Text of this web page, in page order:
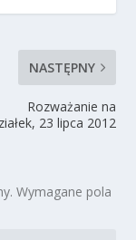
NASTĘPNY
Rozważanie na
23 lipca 2012
Wymagane pola